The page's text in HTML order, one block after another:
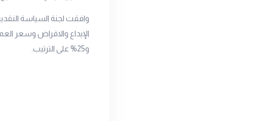
وافقت لجنة السياسة
و25% على الترتيب.